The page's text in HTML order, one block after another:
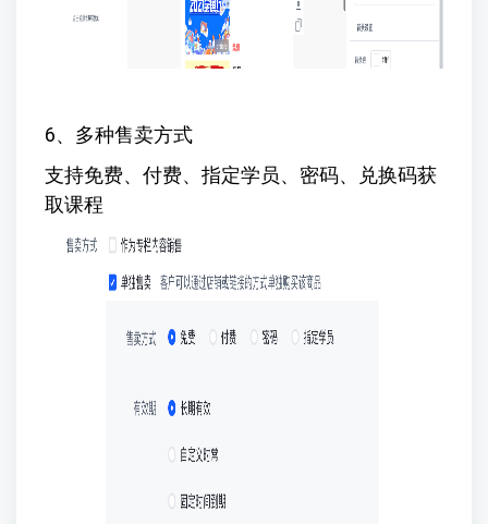
6、多种售卖方式
支持免费、付费、指定学员、密码、兑换码获
取课程